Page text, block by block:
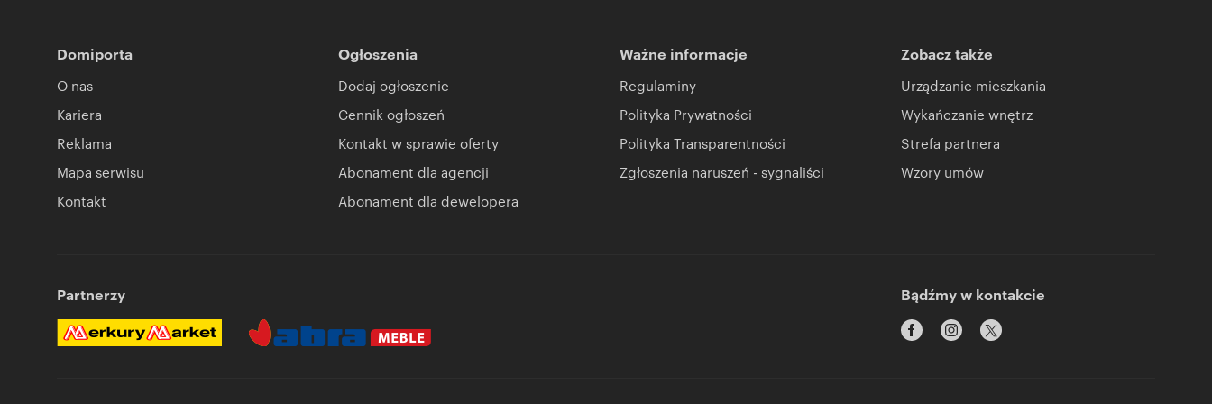
Domiporta
O nas
Kariera
Reklama
Mapa serwisu
Kontakt
Ogłoszenia
Dodaj ogłoszenie
Cennik ogłoszeń
Kontakt w sprawie oferty
Abonament dla agencji
Abonament dla dewelopera
Ważne informacje
Regulaminy
Polityka Prywatności
Polityka Transparentności
Zgłoszenia naruszeń - sygnaliści
Zobacz także
Urządzanie mieszkania
Wykańczanie wnętrz
Strefa partnera
Wzory umów
Partnerzy Bądźmy w kontakcie